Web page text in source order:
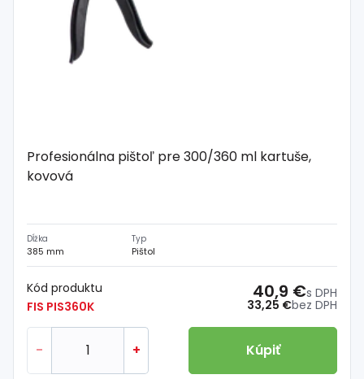
Profesionálna pištoľ pre 300/360 ml kartuše,
kovová
Dĺžka
385 mm
Typ
Pištol
Kód produktu
FIS PIS360K
33,25 €bez DPH
40,9 €s DPH
- + Kúpiť